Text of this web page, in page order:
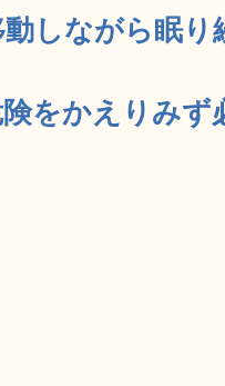
動しながら眠
をかえりみず